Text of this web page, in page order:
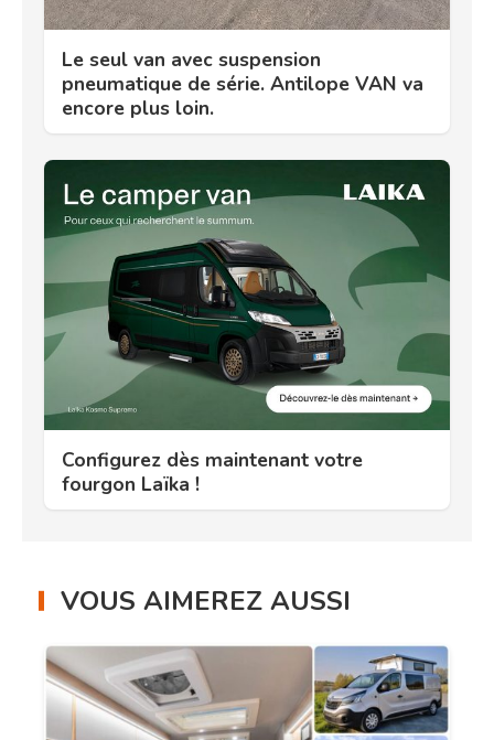
Le seul van avec suspension
pneumatique de série. Antilope VAN va
encore plus loin.
Configurez dès maintenant votre
fourgon Laïka !
VOUS AIMEREZ AUSSI